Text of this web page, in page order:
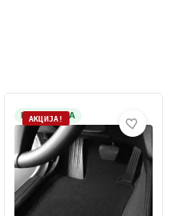
НА ЗАЛИХА
АКЦИЈА!